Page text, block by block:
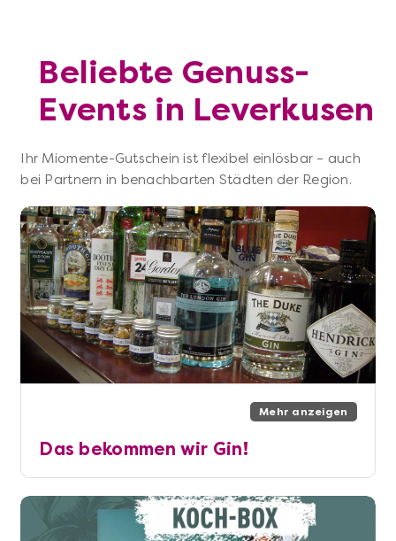
Beliebte Genuss-
Events in Leverkusen
Ihr Miomente-Gutschein ist flexibel einlösbar – auch
bei Partnern in benachbarten Städten der Region.
Mehr anzeigen
Das bekommen wir Gin!